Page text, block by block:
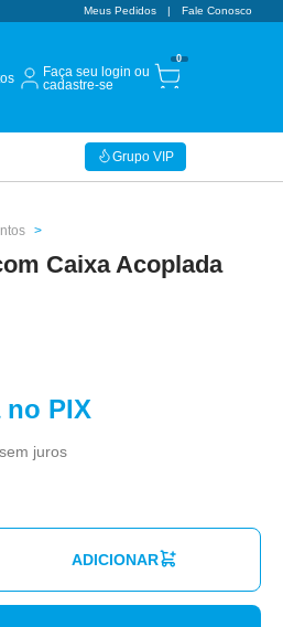
Meus Pedidos Fale Conosco
Faça seu login ou
cadastre-se
0
Grupo VIP
Caixa Acoplada
PIX
sem juros
ADICIONAR